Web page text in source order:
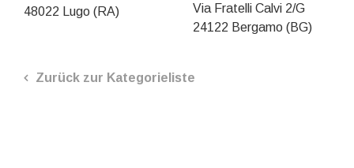
48022 Lugo (RA)
Via Fratelli Calvi 2/G
24122 Bergamo (BG)
Zurück zur Kategorieliste